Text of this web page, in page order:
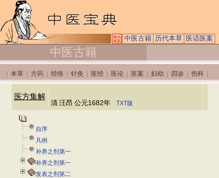
中医古籍 历代本草 医话医案
中医古籍
本草 方药 经络 针灸 医经 医论 医案 妇幼 四诊 伤科
医方集解
清 汪昂 公元1682年 TXT版
自序
凡例
补养之剂第一
补养之剂第一
发表之剂第二